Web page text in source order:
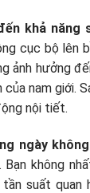
khả năng
cục bộ lên
ảnh hưởng
của nam giới.
nội tiết.
ngày
không
suất quan